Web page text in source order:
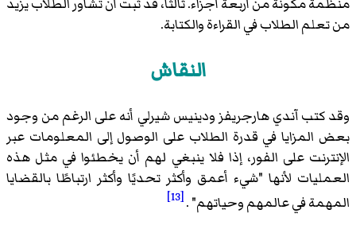
من تعلم الطلاب في القراءة والكتابة.
النقاش
وقد كتب آندي هارجريفز ودينيس شيرلي أنه على الرغم من وجود
بعض المزايا في قدرة الطلاب على الوصول إلى المعلومات عبر
الإنترنت على الفور، إذا فلا ينبغي لهم أن يخطئوا في مثل هذه
العمليات لأنها "شيء أعمق وأكثر تحديًا وأكثر ارتباطًا بالقضايا
المهمة في عالمهم وحياتهم" .[13]